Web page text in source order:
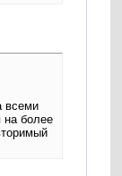
всеми
на более